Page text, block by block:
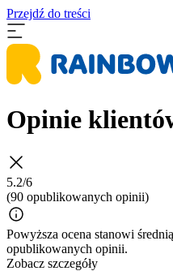
Przejdź do treści
Opinie
5.2/6
(90 opublikowanych opinii)
Powyższa ocena stanowi
opublikowanych opinii.
Zobacz szczegóły